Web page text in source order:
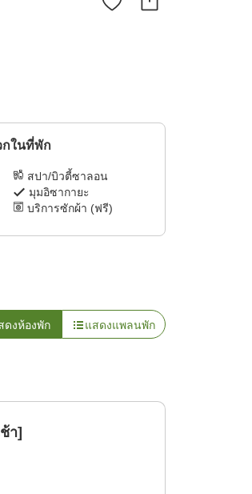
กในที่พัก
สปา/บิวตี้ซาลอน
มุมอิซากายะ
บริการซักผ้า (ฟรี)
ดงห้องพัก แสดงแพลนพัก
า]